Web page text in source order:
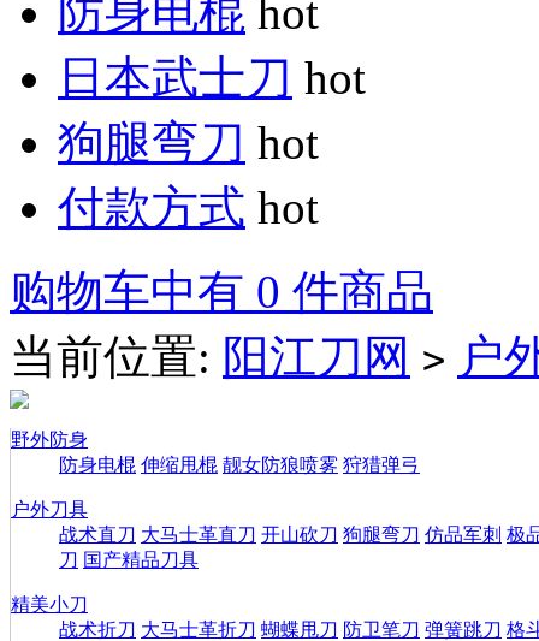
防身电棍 hot
日本武士刀 hot
狗腿弯刀 hot
付款方式 hot
购物车中有 0 件商品
当前位置: 阳江刀网 > 户
野外防身
防身电棍 伸缩甩棍 靓女防狼喷雾 狩猎弹弓
户外刀具
战术直刀 大马士革直刀 开山砍刀 狗腿弯刀 仿品军刺 极
刀 国产精品刀具
精美小刀
战术折刀 大马士革折刀 蝴蝶甩刀 防卫笔刀 弹簧跳刀 格